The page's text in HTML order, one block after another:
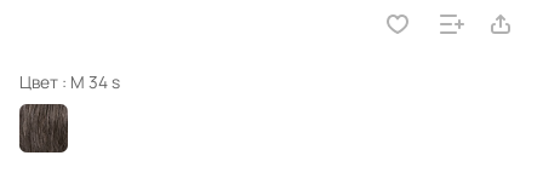
Цвет : M 34 s